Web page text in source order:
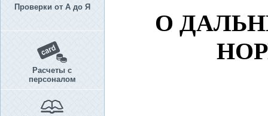
Проверки от А до Я
Расчеты с
персоналом
О